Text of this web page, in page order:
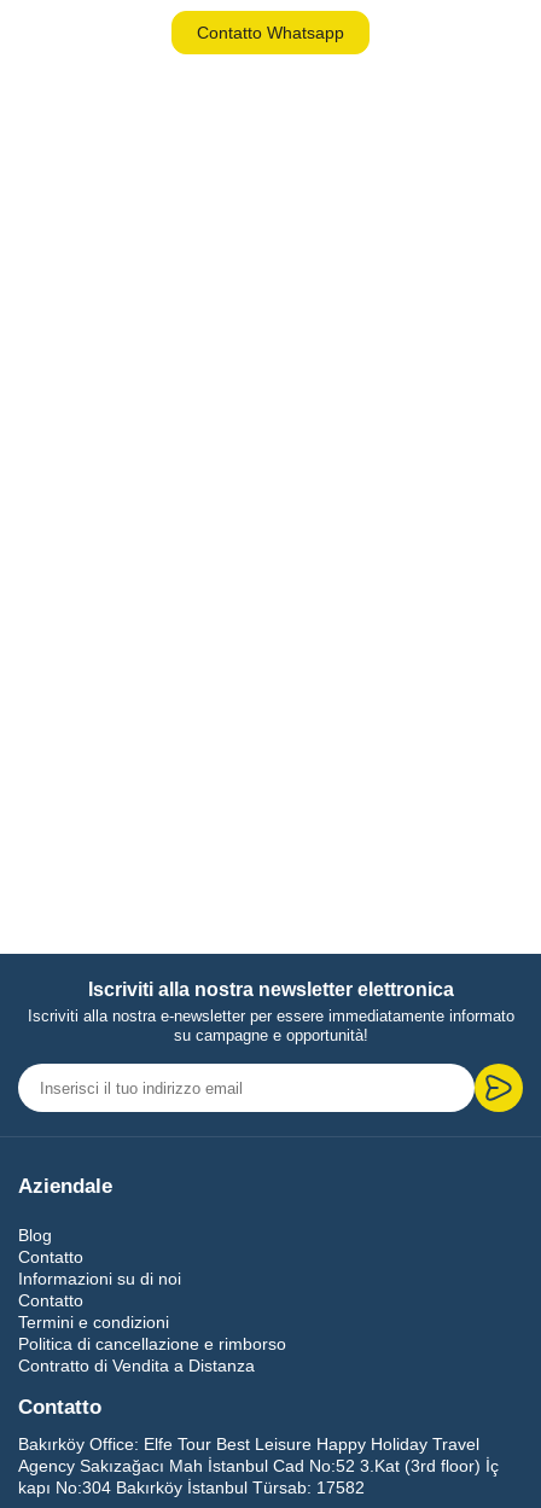
Contatto Whatsapp
Iscriviti alla nostra newsletter elettronica
Iscriviti alla nostra e-newsletter per essere immediatamente informato
su campagne e opportunità!
Aziendale
Blog
Contatto
Informazioni su di noi
Contatto
Termini e condizioni
Politica di cancellazione e rimborso
Contratto di Vendita a Distanza
Contatto
Bakırköy Office: Elfe Tour Best Leisure Happy Holiday Travel
Agency Sakızağacı Mah İstanbul Cad No:52 3.Kat (3rd floor) İç
kapı No:304 Bakırköy İstanbul Türsab: 17582